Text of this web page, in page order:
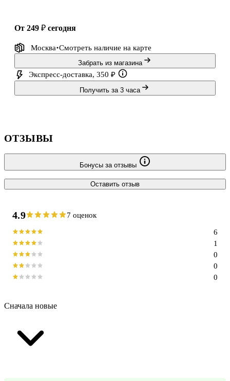
от 249 ₽ сегодня
Москва Смотреть наличие на карте
Забрать из магазина
Экспресс-доставка, 350 ₽
Получить за 3 часа
ОТЗЫВЫ
Бонусы за отзывы
Оставить отзыв
4.9 7 оценок
0
0
0
1
6
Сначала новые